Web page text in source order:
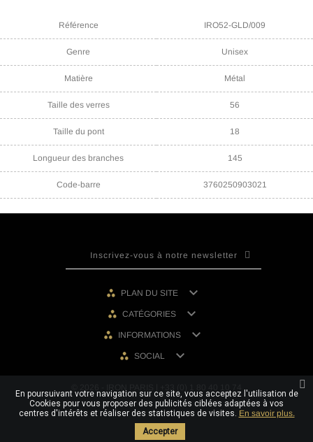
Référence IRO52-GLD/009
Genre Unisex
Matière Métal
Taille des verres 56
Taille du pont 18
Longueur des branches 145
Code-barre 3760250903021
PLAN DU SITE 
CATÉGORIES 
INFORMATIONS 
SOCIAL 
En poursuivant votre navigation sur ce site, vous acceptez l'utilisation de
Cookies pour vous proposer des publicités ciblées adaptées à vos
centres d'intérêts et réaliser des statistiques de visites. En savoir plus.
Accepter